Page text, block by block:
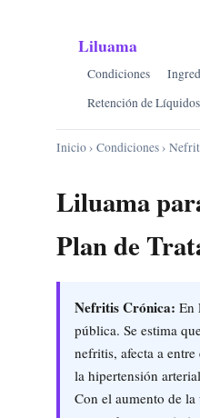
Liluama
Condiciones
Retención de Líquidos
Inicio› Condiciones›
Liluama
Plan de
Nefritis Crónica: En
pública. Se estima
nefritis, afecta a
la hipertensión
Con el aumento de